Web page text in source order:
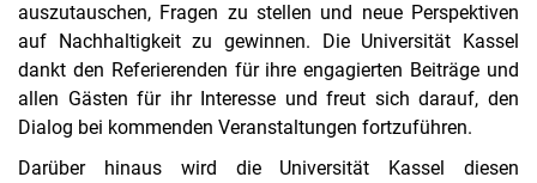
auszutauschen, Fragen zu stellen und neue Perspektiven
auf Nachhaltigkeit zu gewinnen. Die Universität Kassel
dankt den Referierenden für ihre engagierten Beiträge und
allen Gästen für ihr Interesse und freut sich darauf, den
Dialog bei kommenden Veranstaltungen fortzuführen.
Darüber hinaus wird die Universität Kassel diesen